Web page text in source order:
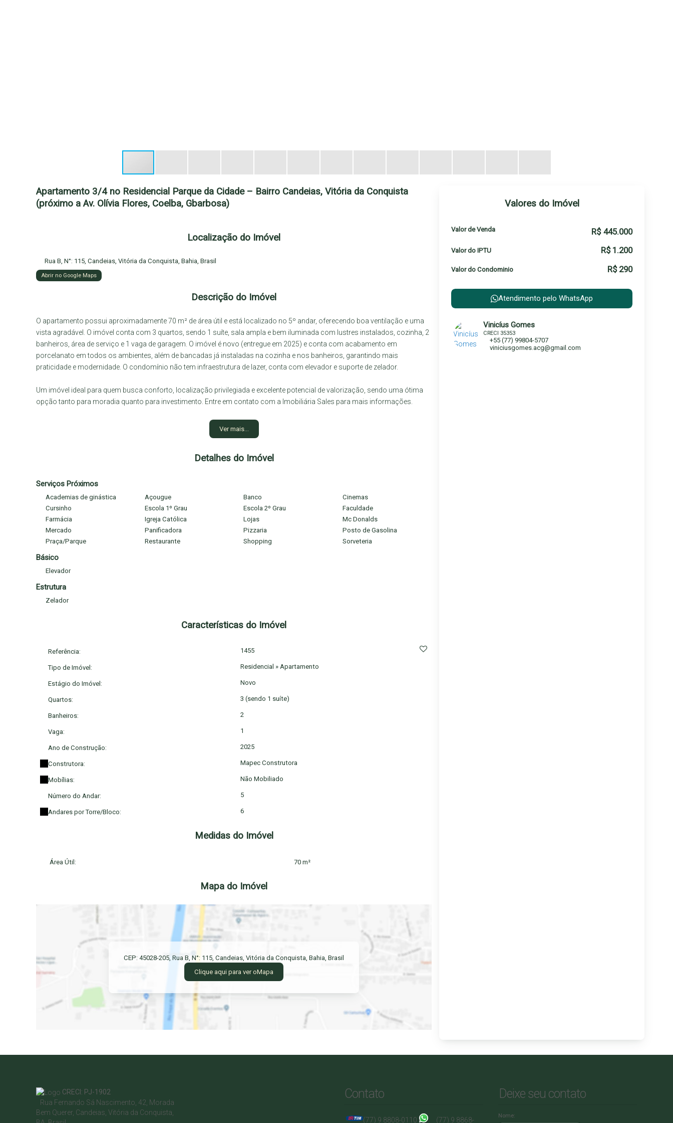
Apartamento 3/4 no Residencial Parque da Cidade – Bairro Candeias, Vitória da Conquista
(próximo a Av. Olívia Flores, Coelba, Gbarbosa)
Localização do Imóvel
Rua B, N°: 115, Candeias, Vitória da Conquista, Bahia, Brasil
Abrir no Google Maps
Descrição do Imóvel
O apartamento possui aproximadamente 70 m² de área útil e está localizado no 5º andar, oferecendo boa ventilação e uma
vista agradável. O imóvel conta com 3 quartos, sendo 1 suíte, sala ampla e bem iluminada com lustres instalados, cozinha, 2
banheiros, área de serviço e 1 vaga de garagem. O imóvel é novo (entregue em 2025) e conta com acabamento em
porcelanato em todos os ambientes, além de bancadas já instaladas na cozinha e nos banheiros, garantindo mais
praticidade e modernidade. O condomínio não tem infraestrutura de lazer, conta com elevador e suporte de zelador.
Um imóvel ideal para quem busca conforto, localização privilegiada e excelente potencial de valorização, sendo uma ótima
opção tanto para moradia quanto para investimento. Entre em contato com a Imobiliária Sales para mais informações.
O imóvel está em uma localização estratégica, a apenas 50 metros da Avenida Olívia Flores e a cerca de 400 metros do
Shopping Boulevard, próximo a mercados, faculdades, academias, restaurantes e diversas opções de lazer. Bairro Candeias,
Ver mais...
Detalhes do Imóvel
Serviços Próximos
Academias de ginástica Açougue Banco
Cinemas
Cursinho
Escola 1º Grau Escola 2º Grau
Faculdade
Farmácia
Igreja Católica Lojas
Mc Donalds
Mercado
Panificadora Pizzaria
Posto de Gasolina
Praça/Parque
Restaurante Shopping Sorveteria
Básico
Elevador
Estrutura
Zelador
Características do Imóvel
Referência: 1455
Tipo de Imóvel: Residencial » Apartamento
Estágio do Imóvel: Novo
Quartos: 3 (sendo 1 suíte)
Banheiros: 2
Vaga: 1
Ano de Construção: 2025
Construtora: Mapec Construtora
Mobílias: Não Mobiliado
Número do Andar: 5
Andares por Torre/Bloco: 6
Medidas do Imóvel
Área Útil: 70 m²
Mapa do Imóvel
CEP: 45028-205 Rua B N°: 115 Candeias Vitória da Conquista Bahia Brasil
Clique aqui para ver oMapa
Valores do Imóvel
R$ 445.000
Valor de Venda
Valor do IPTU R$ 1.200
Valor do Condominio R$ 290
Atendimento pelo WhatsApp
Vinicíus Gomes
CRECI 35353
+55 (77) 99804-5707
viniciusgomes.acg@gmail.com
CRECI: PJ-1902
Rua Fernando Sá Nascimento, 42, Morada
Bem Querer, Candeias, Vitória da Conquista,
Contato
(77) 9 8808-0110
(77) 9 8868-
Deixe seu contato
Nome: